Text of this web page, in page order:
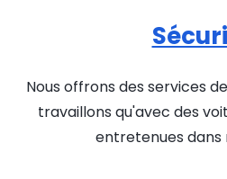
Nous offrons des services
travaillons qu'avec des
entretenues